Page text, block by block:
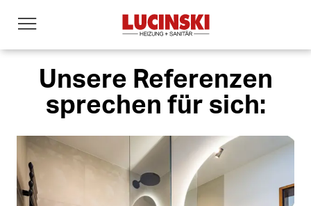
Unsere Referenzen
sprechen für sich: